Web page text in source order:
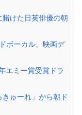
けた日英俳優の朝
ボーカル、映画デ
エミー賞受賞ドラ
ゅーれ」から朝ド